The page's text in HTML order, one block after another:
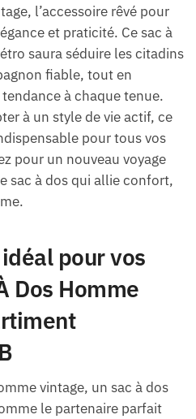
l’accessoire rêvé pour
et praticité. Ce sac à
saura séduire les citadins
fiable, tout en
à chaque tenue.
à un style de vie actif, ce
pour tous vos
pour un nouveau voyage
sac à dos qui allie confort,
pour vos
Dos Homme
vintage, un sac à dos
le partenaire parfait